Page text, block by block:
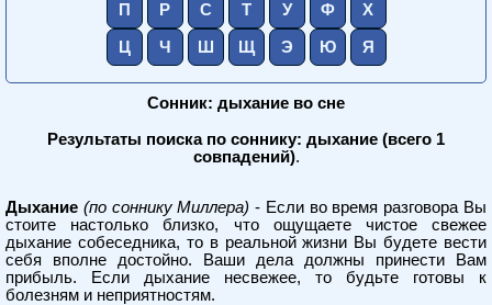
П Р С Т У Ф Х
Ц Ч Ш Щ Э Ю Я
Сонник: дыхание во сне
Результаты поиска по соннику: дыхание (всего 1
совпадений).
Дыхание (по соннику Миллера) - Если во время разговора Вы
стоите настолько близко, что ощущаете чистое свежее
дыхание собеседника, то в реальной жизни Вы будете вести
себя вполне достойно. Ваши дела должны принести Вам
прибыль. Если дыхание несвежее, то будьте готовы к
болезням и неприятностям.